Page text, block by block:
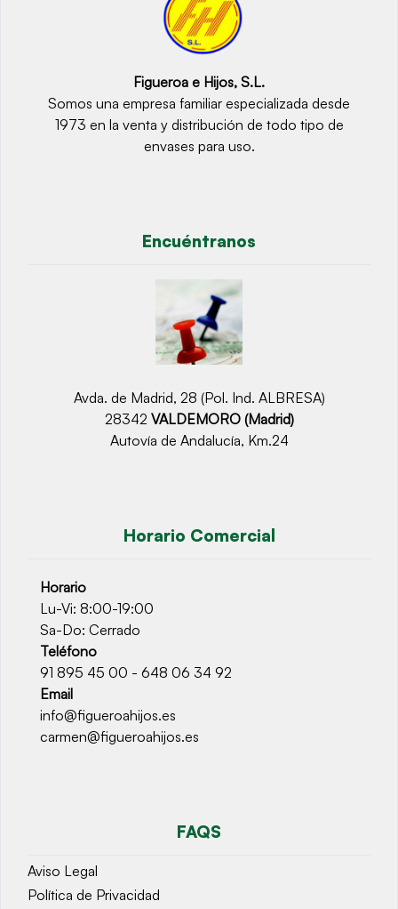
Figueroa e Hijos, S.L.
Somos una empresa familiar especializada desde
1973 en la venta y distribución de todo tipo de
envases para uso.
Encuéntranos
Avda. de Madrid, 28 (Pol. Ind. ALBRESA)
28342 VALDEMORO (Madrid)
Autovía de Andalucía, Km.24
Horario Comercial
Horario
Lu-Vi: 8:00-19:00
Sa-Do: Cerrado
Teléfono
91 895 45 00 - 648 06 34 92
Email
info@figueroahijos.es
carmen@figueroahijos.es
FAQS
Aviso Legal
Política de Privacidad